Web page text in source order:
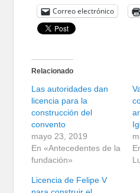
Correo electrónico
Relacionado
Las autoridades dan
licencia para la
construcción del
convento
mayo 23, 2019
En «Antecedentes de la
fundación»
Licencia de Felipe V